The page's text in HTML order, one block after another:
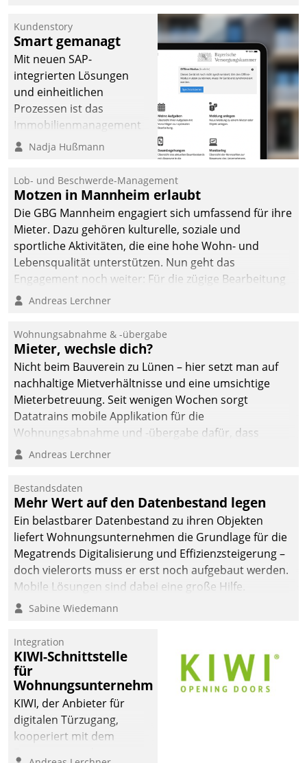
Kundenstory
Smart gemanagt
Mit neuen SAP-
integrierten Lösungen
und einheitlichen
Prozessen ist das
Immobilienmanagement
der Bayerischen
Ressort Kapitalanlage für
künftige Aufgaben und
Herausforderungen
gerüstet.
Nadja Hußmann
Lob- und Beschwerde-Management
Motzen in Mannheim erlaubt
Die GBG Mannheim engagiert sich umfassend für ihre
Mieter. Dazu gehören kulturelle, soziale und
sportliche Aktivitäten, die eine hohe Wohn- und
Lebensqualität unterstützen. Nun geht das
Engagement noch weiter: Für die zügige Bearbeitung
von Beschwerden – oder Lob – richtet das
und Beschwerde-Management einen eigenen Kanal
ein.
Andreas Lerchner
Wohnungsabnahme & -übergabe
Mieter, wechsle dich?
Nicht beim Bauverein zu Lünen – hier setzt man auf
nachhaltige Mietverhältnisse und eine umsichtige
Mieterbetreuung. Seit wenigen Wochen sorgt
Datatrains mobile Applikation für die
Wohnungsabnahme und -übergabe dafür, dass
Mieter wohlgeordnet kommen und, so es sein muss,
Andreas Lerchner
Bestandsdaten
Mehr Wert auf den Datenbestand legen
Ein belastbarer Datenbestand zu ihren Objekten
liefert Wohnungsunternehmen die Grundlage für die
Megatrends Digitalisierung und Effizienzsteigerung –
doch vielerorts muss er erst noch aufgebaut werden.
Mobile Lösungen sind dabei eine große Hilfe.
Sabine Wiedemann
Integration
KIWI-Schnittstelle
für
Wohnungsunternehmen
KIWI, der Anbieter für
digitalen Türzugang,
kooperiert mit dem